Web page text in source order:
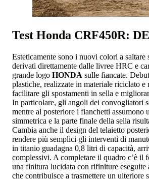
Test Honda CRF450R:
Esteticamente sono i nuovi colori a saltare
derivati direttamente dalle livree HRC e
grande logo HONDA sulle fiancate.
plastiche, realizzate in materiale riciclato e
facilitare gli spostamenti in sella e
In particolare, gli angoli dei convogliatori
mentre al posteriore i fianchetti assumono
simmetrica e la parte finale della sella
Cambia anche il design del telaietto
rendere più semplici gli interventi di
in titanio guadagna 0,8 litri di capacità,
complessivi. A completare il quadro c’è il
una finitura lucidata con rifiniture eseguite
che contribuisce a trasmettere un ulteriore